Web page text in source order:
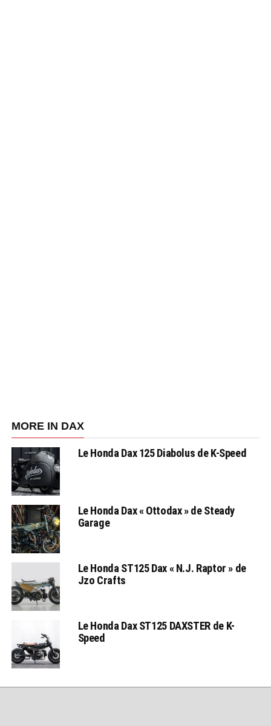
MORE IN DAX
Le Honda Dax 125 Diabolus de K-Speed
Le Honda Dax « Ottodax » de Steady
Garage
Le Honda ST125 Dax « N.J. Raptor » de
Jzo Crafts
Le Honda Dax ST125 DAXSTER de K-
Speed